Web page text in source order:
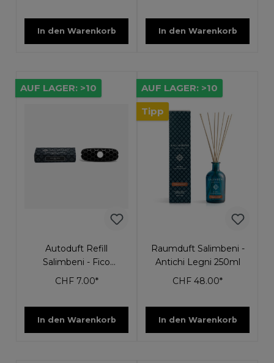
In den Warenkorb In den Warenkorb
AUF LAGER: >10
Autoduft Refill
Salimbeni - Fico
Dell'Elba
CHF 7.00*
In den Warenkorb
AUF LAGER: >10
Tipp
Raumduft Salimbeni -
Antichi Legni 250ml
CHF 48.00*
In den Warenkorb